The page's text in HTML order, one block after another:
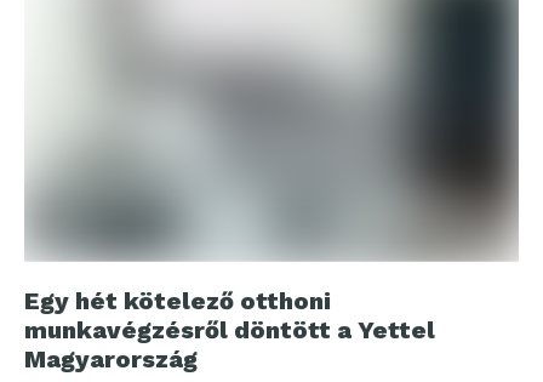
Egy hét kötelező otthoni
munkavégzésről döntött a Yettel
Magyarország